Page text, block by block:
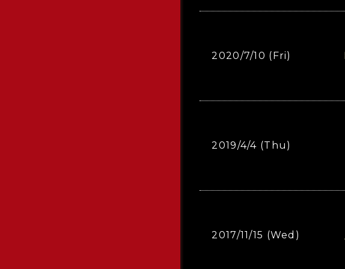
2020/7/10 (Fri)
2019/4/4 (Thu)
2017/11/15 (Wed)